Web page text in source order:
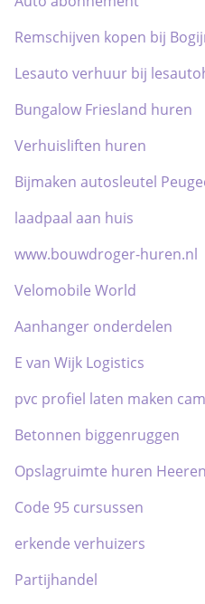
Remschijven kopen bij
Lesauto verhuur bij
Bungalow Friesland huren
Verhuisliften huren
Bijmaken autosleutel
laadpaal aan huis
www.bouwdroger-huren.nl
Velomobile World
Aanhanger onderdelen
E van Wijk Logistics
pvc profiel laten maken
Betonnen biggenruggen
Opslagruimte huren
Code 95 cursussen
erkende verhuizers
Partijhandel